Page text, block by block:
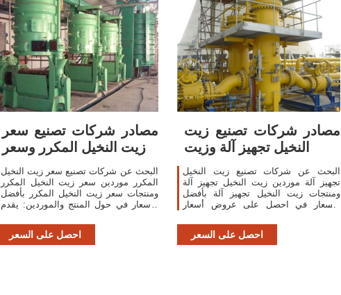
مصادر شركات تصنيع سعر
زيت النخيل المكرر وسعر
البحث عن شركات تصنيع سعر زيت النخيل
المكرر موردين سعر زيت النخيل المكرر
ومنتجات سعر زيت النخيل المكرر بأفضل
الأسعار في حول المنتج والموردين: يقدم
احصل على السعر
مصادر شركات تصنيع زيت
النخيل تجهيز آلة وزيت
البحث عن شركات تصنيع زيت النخيل
تجهيز آلة موردين زيت النخيل تجهيز آلة
ومنتجات زيت النخيل تجهيز آلة بأفضل
الأسعار في احصل على عروض أسعار
احصل على السعر